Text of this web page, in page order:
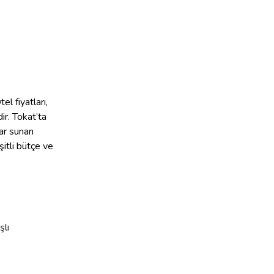
fiyatları,
Tokat’ta
sunan
bütçe ve